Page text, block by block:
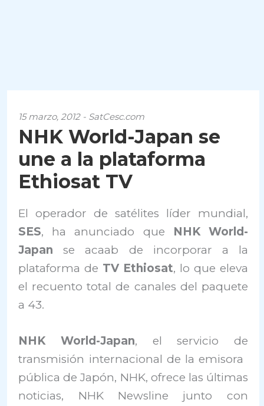
15 marzo, 2012 - SatCesc.com
NHK World-Japan se
une a la plataforma
Ethiosat TV
El operador de satélites líder mundial,
SES, ha anunciado que
NHK World-
Japan se acaab de incorporar a la
plataforma de TV Ethiosat, lo que eleva
el recuento total de canales del paquete
a 43.
NHK World-Japan, el servicio de
transmisión internacional de la emisora ​​
pública de Japón, NHK, ofrece las últimas
noticias, NHK Newsline junto con